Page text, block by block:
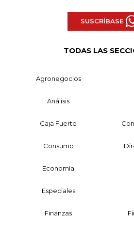
SUSCRÍBASE
TODAS LAS
Agronegocios
Análisis
Caja Fuerte
Consumo
Economía
Especiales
Finanzas